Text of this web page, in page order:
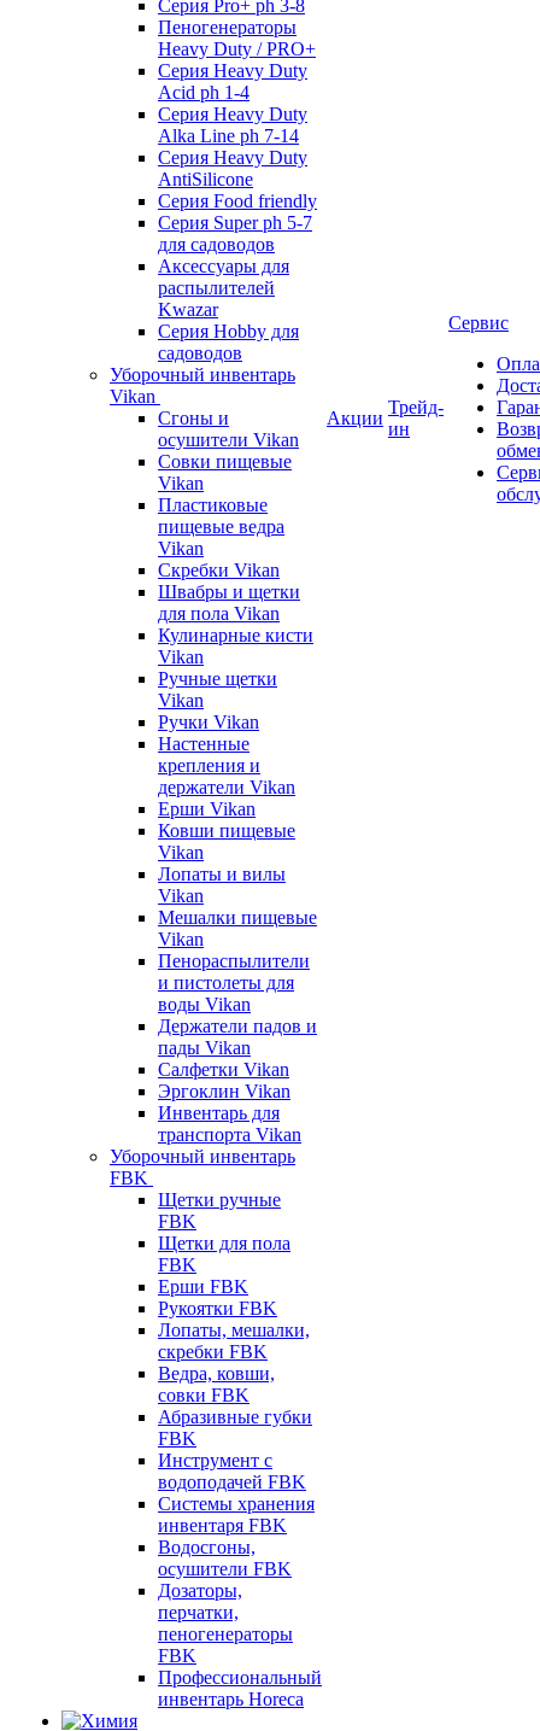
Серия Pro+ ph 3-8
Пеногенераторы
Heavy Duty / PRO+
Серия Heavy Duty
Acid ph 1-4
Серия Heavy Duty
Alka Line ph 7-14
Серия Heavy Duty
AntiSilicone
Серия Food friendly
Серия Super ph 5-7
для садоводов
Аксессуары для
распылителей
Kwazar
Серия Hobby для
садоводов
Уборочный инвентарь
Vikan
Сгоны и
осушители Vikan
Совки пищевые
Vikan
Пластиковые
пищевые ведра
Vikan
Скребки Vikan
Швабры и щетки
для пола Vikan
Кулинарные кисти
Vikan
Ручные щетки
Vikan
Ручки Vikan
Настенные
крепления и
держатели Vikan
Ерши Vikan
Ковши пищевые
Vikan
Лопаты и вилы
Vikan
Мешалки пищевые
Vikan
Пенораспылители
и пистолеты для
воды Vikan
Держатели падов и
пады Vikan
Салфетки Vikan
Эргоклин Vikan
Инвентарь для
транспорта Vikan
Уборочный инвентарь
FBK
Щетки ручные
FBK
Щетки для пола
FBK
Ерши FBK
Рукоятки FBK
Лопаты, мешалки,
скребки FBK
Ведра, ковши,
совки FBK
Абразивные губки
FBK
Инструмент с
водоподачей FBK
Системы хранения
инвентаря FBK
Водосгоны,
осушители FBK
Дозаторы,
перчатки,
пеногенераторы
FBK
Профессиональный
инвентарь Horeca
Акции
Трейд-
ин
Сервис